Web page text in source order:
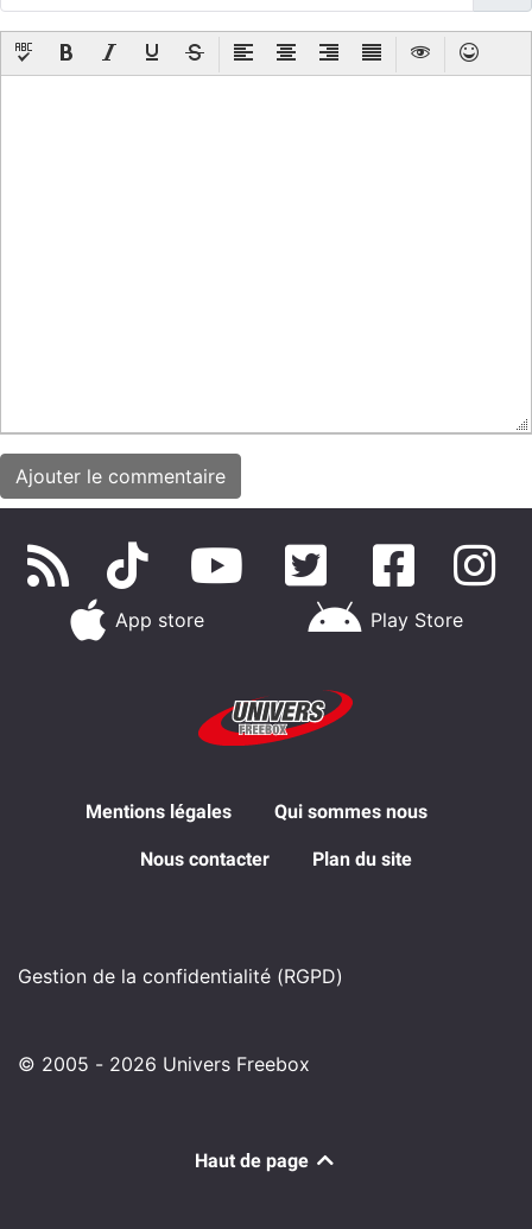
App store Play Store
Mentions légales Qui sommes nous
Nous contacter Plan du site
Gestion de la confidentialité (RGPD)
© 2005 - 2026 Univers Freebox
Haut de page